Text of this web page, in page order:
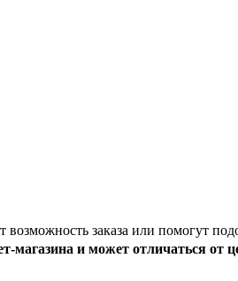
заказа или помогут
магазина и может отличаться от